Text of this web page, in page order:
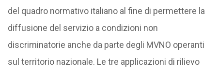
del quadro normativo italiano al fine di permettere la
diffusione del servizio a condizioni non
discriminatorie anche da parte degli MVNO operanti
sul territorio nazionale. Le tre applicazioni di rilievo